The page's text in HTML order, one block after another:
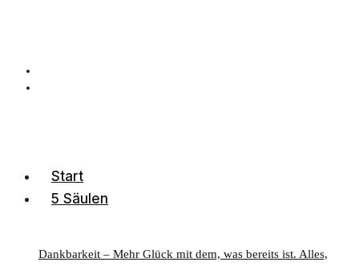
Start
5 Säulen
Dankbarkeit – Mehr Glück mit dem, was bereits ist. Alles,